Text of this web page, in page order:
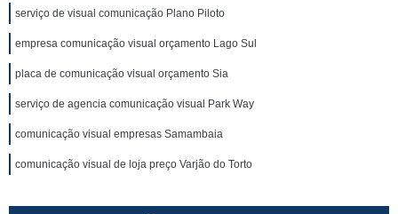
serviço de visual comunicação Plano Piloto
empresa comunicação visual orçamento Lago Sul
placa de comunicação visual orçamento Sia
serviço de agencia comunicação visual Park Way
comunicação visual empresas Samambaia
comunicação visual de loja preço Varjão do Torto